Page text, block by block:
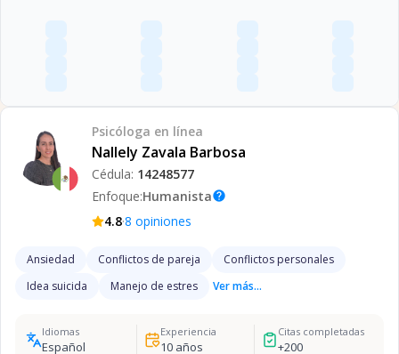
Psicóloga en línea
Nallely Zavala Barbosa
Cédula: 14248577
Enfoque:Humanistahelp
4.8·8 opiniones
Ansiedad Conflictos de pareja
Conflictos personales
Idea suicida
Manejo de estres Ver más...
Idiomas
Español
Experiencia
10años
Citas completadas
+200